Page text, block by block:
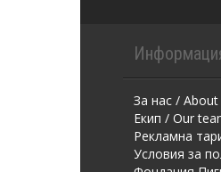
За нас / About
Екип / Our
Рекламна
Условия за